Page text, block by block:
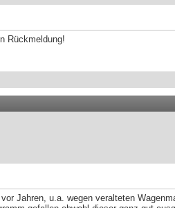
Rückmeldung!
Jahren, u.a. wegen veralteten